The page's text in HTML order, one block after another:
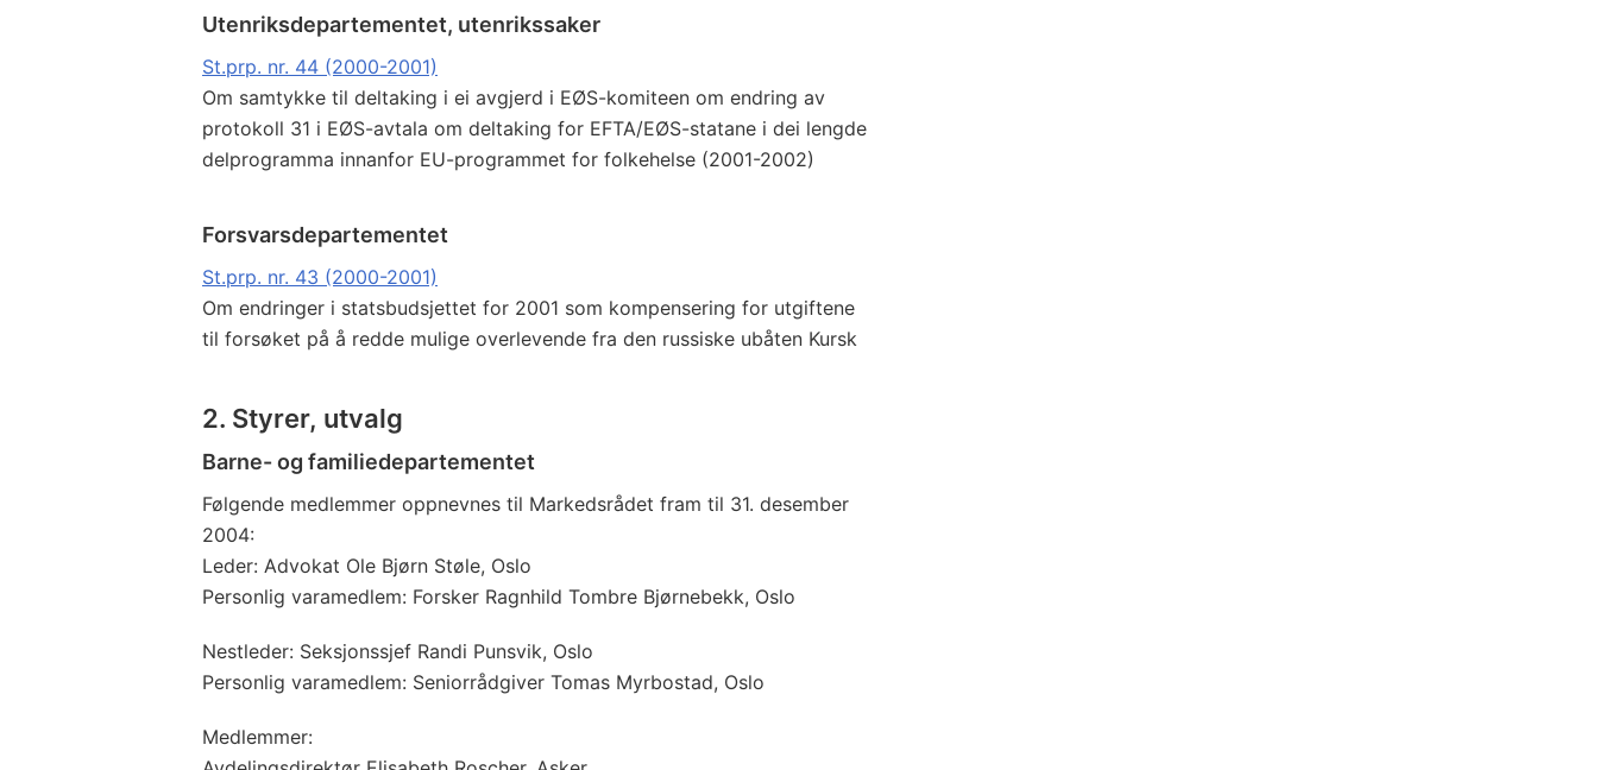
Utenriksdepartementet, utenrikssaker
St.prp. nr. 44 (2000-2001)
Om samtykke til deltaking i ei avgjerd i EØS-komiteen om endring av
protokoll 31 i EØS-avtala om deltaking for EFTA/EØS-statane i dei lengde
delprogramma innanfor EU-programmet for folkehelse (2001-2002)
Forsvarsdepartementet
St.prp. nr. 43 (2000-2001)
Om endringer i statsbudsjettet for 2001 som kompensering for utgiftene
til forsøket på å redde mulige overlevende fra den russiske ubåten Kursk
2. Styrer, utvalg
Barne- og familiedepartementet
Følgende medlemmer oppnevnes til Markedsrådet fram til 31. desember
2004:
Leder: Advokat Ole Bjørn Støle, Oslo
Personlig varamedlem: Forsker Ragnhild Tombre Bjørnebekk, Oslo
Nestleder: Seksjonssjef Randi Punsvik, Oslo
Personlig varamedlem: Seniorrådgiver Tomas Myrbostad, Oslo
Medlemmer: